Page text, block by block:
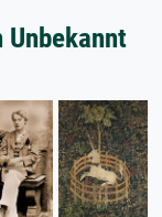
Unbekannt